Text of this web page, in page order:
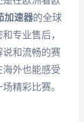
加速器的全球
专业售后，
和流畅的赛
海外也能感受
精彩比赛。